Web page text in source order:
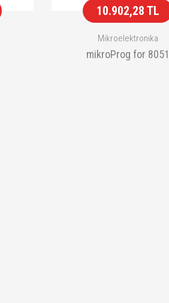
10.902,28 TL
Mikroelektronika
mikroProg for 8051